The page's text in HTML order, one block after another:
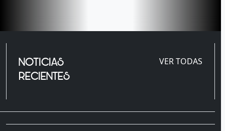
NOTICIAS
RECIENTES
VER TODAS